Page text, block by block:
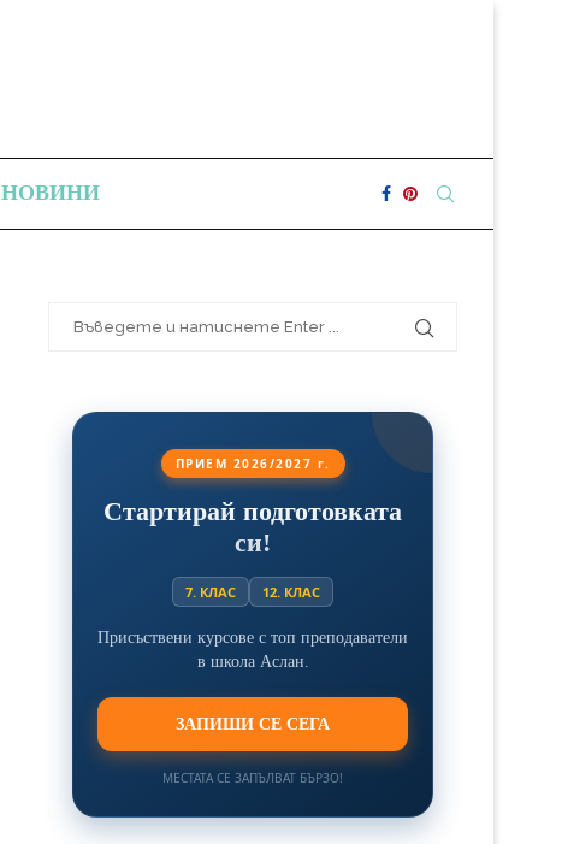
НОВИНИ
ПРИЕМ 2026/2027 г.
Стартирай подготовката
си!
7. КЛАС 12. КЛАС
Присъствени курсове с топ преподаватели
в школа Аслан.
ЗАПИШИ СЕ СЕГА
МЕСТАТА СЕ ЗАПЪЛВАТ БЪРЗО!